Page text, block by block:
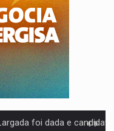
286 máquinas em Rondônia coincide com